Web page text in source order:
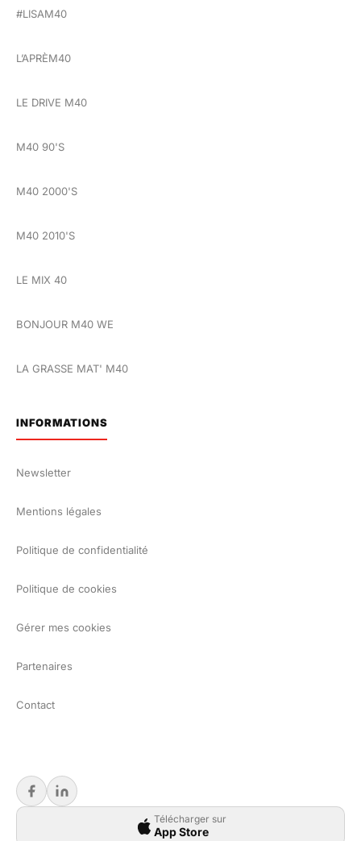
#LISAM40
L’APRÈM40
LE DRIVE M40
M40 90'S
M40 2000'S
M40 2010'S
LE MIX 40
BONJOUR M40 WE
LA GRASSE MAT' M40
INFORMATIONS
Newsletter
Mentions légales
Politique de confidentialité
Politique de cookies
Gérer mes cookies
Partenaires
Contact
Télécharger sur
App Store